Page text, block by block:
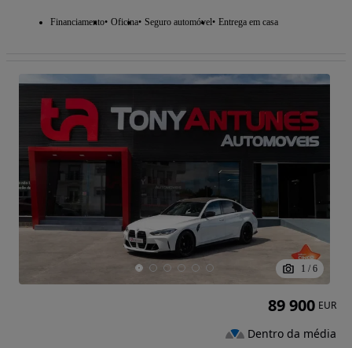
Financiamento Oficina Seguro automóvel Entrega em casa
1 / 6
89 900 EUR
Dentro da média